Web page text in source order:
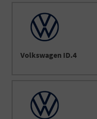
Volkswagen ID.4